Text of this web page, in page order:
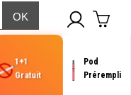
1+1
Gratuit
Pod
Prérempli